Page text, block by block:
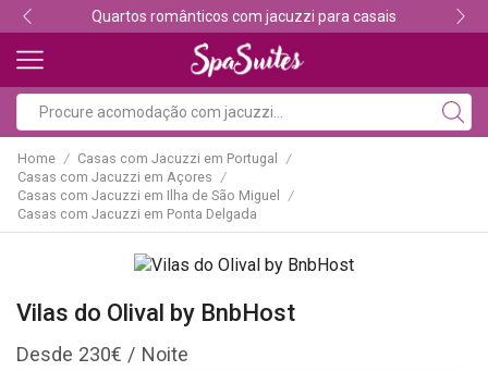
Quartos românticos com jacuzzi para casais
Home / Casas com Jacuzzi em Portugal /
Casas com Jacuzzi em Açores /
Casas com Jacuzzi em Ilha de São Miguel /
Casas com Jacuzzi em Ponta Delgada
Vilas do Olival by BnbHost
230€